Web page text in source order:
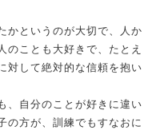
かというのが大切で、人か
のことも大好きで、たとえ
対して絶対的な信頼を抱い
、自分のことが好きに違い
の方が、訓練でもすなおに